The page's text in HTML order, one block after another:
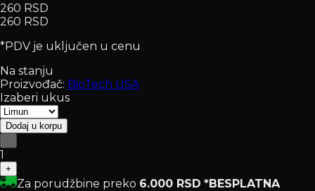
260 RSD
260 RSD
*PDV je uključen u cenu
Na stanju
Proizvođač: BioTech USA
Izaberi ukus
Dodaj u korpu
−
1
+
Za porudžbine preko 6.000 RSD *BESPLATNA